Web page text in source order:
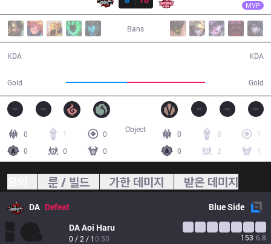
MVP
Bans
KDA
Gold Gold
KDA
0 1
0
0
0 0
0 8
1
0
2 1
Object
룬 / 빌드 가한 데미지 받은 데미지
DA Defeat BlueSide
DAAoi Haru
0 / 2 / 10.50 153 6.8